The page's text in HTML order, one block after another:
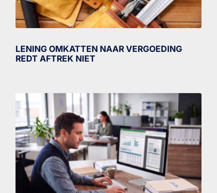
LENING OMKATTEN NAAR VERGOEDING
REDT AFTREK NIET